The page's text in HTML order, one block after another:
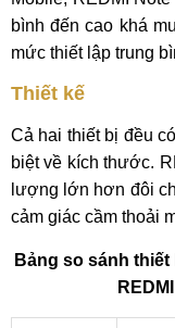
bình đến cao khá
mức thiết lập trung
Thiết kế
Cả hai thiết bị đều
biệt về kích thước.
lượng lớn hơn đôi
cảm giác cầm thoải
Bảng so sánh thiết